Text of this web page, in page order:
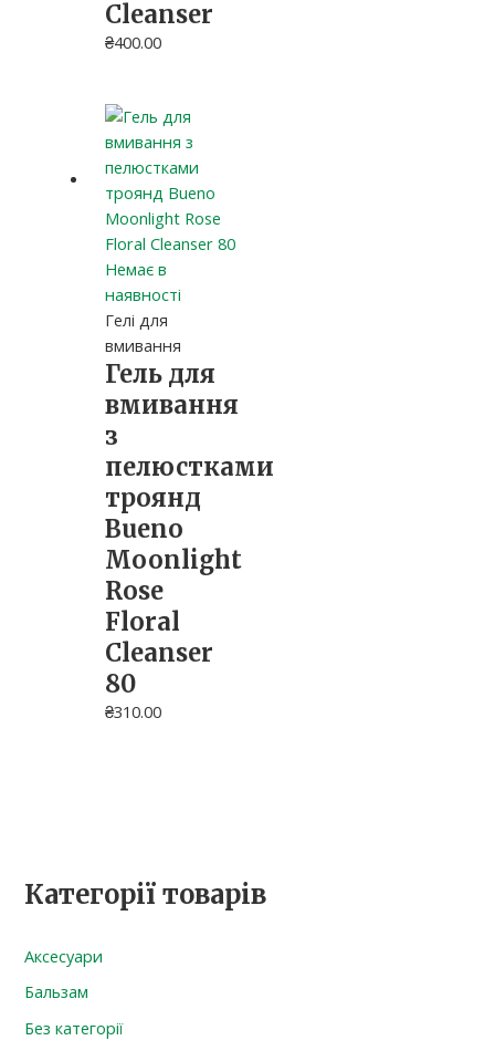
Категорії товарів
Аксесуари
Бальзам
Без категорії
Cleanser
₴400.00
Немає в
наявності
Гелі для
вмивання
Гель для
вмивання
з
пелюстками
троянд
Bueno
Moonlight
Rose
Floral
Cleanser
80
₴310.00